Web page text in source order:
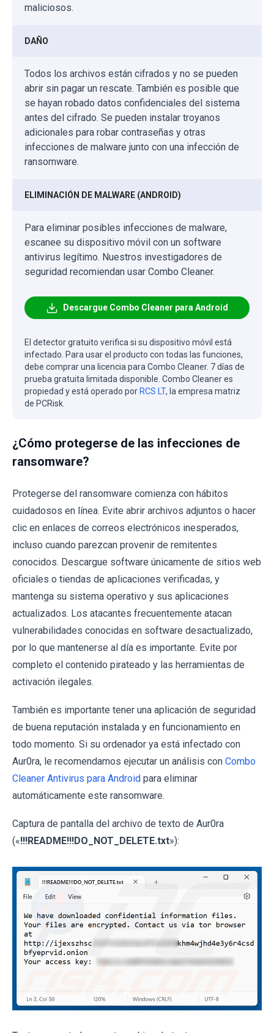
maliciosos.
DAÑO
Todos los archivos están cifrados y no se pueden
abrir sin pagar un rescate. También es posible que
se hayan robado datos confidenciales del sistema
antes del cifrado. Se pueden instalar troyanos
adicionales para robar contraseñas y otras
infecciones de malware junto con una infección de
ransomware.
ELIMINACIÓN DE MALWARE (ANDROID)
Para eliminar posibles infecciones de malware,
escanee su dispositivo móvil con un software
antivirus legítimo. Nuestros investigadores de
seguridad recomiendan usar Combo Cleaner.
Descargue Combo Cleaner para Android
El detector gratuito verifica si su dispositivo móvil está
infectado. Para usar el producto con todas las funciones,
debe comprar una licencia para Combo Cleaner. 7 días de
prueba gratuita limitada disponible. Combo Cleaner es
propiedad y está operado por RCS LT, la empresa matriz
de PCRisk.
¿Cómo protegerse de las infecciones de
ransomware?
Protegerse del ransomware comienza con hábitos
cuidadosos en línea. Evite abrir archivos adjuntos o hacer
clic en enlaces de correos electrónicos inesperados,
incluso cuando parezcan provenir de remitentes
conocidos. Descargue software únicamente de sitios web
oficiales o tiendas de aplicaciones verificadas, y
mantenga su sistema operativo y sus aplicaciones
actualizados. Los atacantes frecuentemente atacan
vulnerabilidades conocidas en software desactualizado,
por lo que mantenerse al día es importante. Evite por
completo el contenido pirateado y las herramientas de
activación ilegales.
También es importante tener una aplicación de seguridad
de buena reputación instalada y en funcionamiento en
todo momento. Si su ordenador ya está infectado con
Aur0ra, le recomendamos ejecutar un análisis con Combo
Cleaner Antivirus para Android para eliminar
automáticamente este ransomware.
Captura de pantalla del archivo de texto de Aur0ra
(«!!!README!!!DO_NOT_DELETE.txt»):